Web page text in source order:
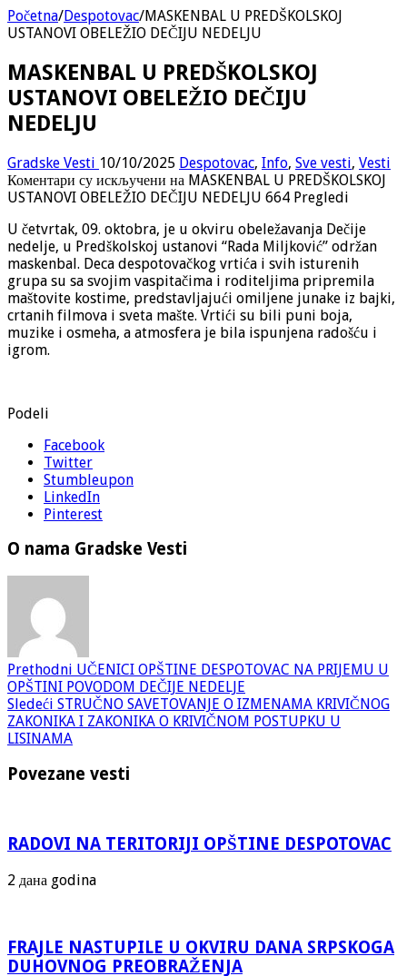
Početna/Despotovac/MASKENBAL U PREDŠKOLSKOJ
USTANOVI OBELEŽIO DEČIJU NEDELJU
MASKENBAL U PREDŠKOLSKOJ
USTANOVI OBELEŽIO DEČIJU
NEDELJU
Gradske Vesti 10/10/2025 Despotovac, Info, Sve vesti, Vesti
Коментари су искључени на MASKENBAL U PREDŠKOLSKOJ
USTANOVI OBELEŽIO DEČIJU NEDELJU 664 Pregledi
U četvrtak, 09. oktobra, je u okviru obeležavanja Dečije
nedelje, u Predškolskoj ustanovi “Rada Miljković” održan
maskenbal. Deca despotovačkog vrtića i svih isturenih
grupa su sa svojim vaspitačima i roditeljima pripremila
maštovite kostime, predstavljajući omiljene junake iz bajki,
crtanih filmova i sveta mašte. Vrtići su bili puni boja,
muzike i osmeha, a atmosfera je bila ispunjena radošću i
igrom.
Podeli
Facebook
Twitter
Stumbleupon
LinkedIn
Pinterest
O nama Gradske Vesti
Prethodni UČENICI OPŠTINE DESPOTOVAC NA PRIJEMU U
OPŠTINI POVODOM DEČIJE NEDELJE
Sledeći STRUČNO SAVETOVANJE O IZMENAMA KRIVIČNOG
ZAKONIKA I ZAKONIKA O KRIVIČNOM POSTUPKU U
LISINAMA
Povezane vesti
RADOVI NA TERITORIJI OPŠTINE DESPOTOVAC
2 дана godina
FRAJLE NASTUPILE U OKVIRU DANA SRPSKOGA
DUHOVNOG PREOBRAŽENJA